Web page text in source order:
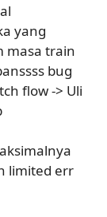
yang
masa train
bug
flow -> Uli
limited err